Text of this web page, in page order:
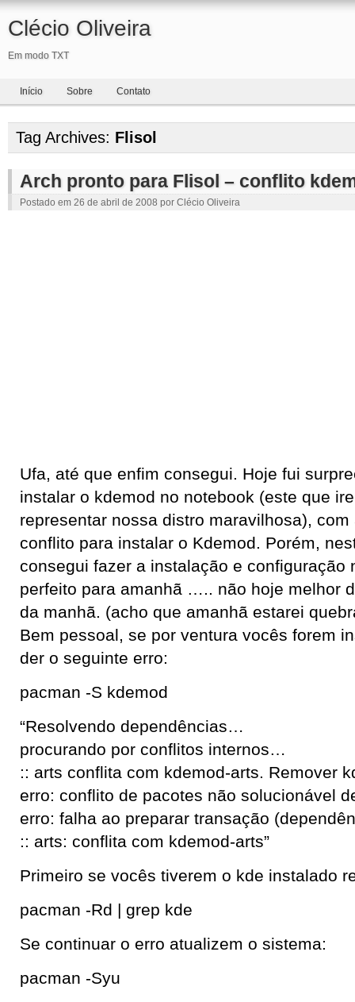
Clécio Oliveira
Em modo TXT
Início Sobre Contato
Tag Archives: Flisol
Arch pronto para Flisol – conflito
Postado em 26 de abril de 2008 por Clécio Oliveira
Ufa, até que enfim consegui. Hoje fui
instalar o kdemod no notebook (este que
representar nossa distro maravilhosa),
conflito para instalar o Kdemod. Porém,
consegui fazer a instalação e configuração
perfeito para amanhã ….. não hoje melhor
da manhã. (acho que amanhã estarei
Bem pessoal, se por ventura vocês forem
der o seguinte erro:
pacman -S kdemod
“Resolvendo dependências…
procurando por conflitos internos…
:: arts conflita com kdemod-arts. Remover
erro: conflito de pacotes não solucionável
erro: falha ao preparar transação
:: arts: conflita com kdemod-arts”
Primeiro se vocês tiverem o kde instalado
pacman -Rd | grep kde
Se continuar o erro atualizem o sistema:
pacman -Syu